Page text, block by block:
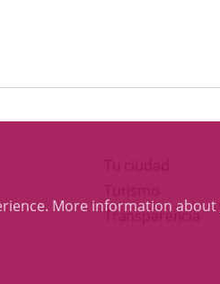
More information about
link
Transparencia